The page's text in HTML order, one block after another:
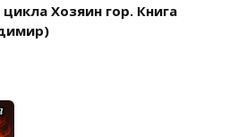
Хозяин гор. Книга